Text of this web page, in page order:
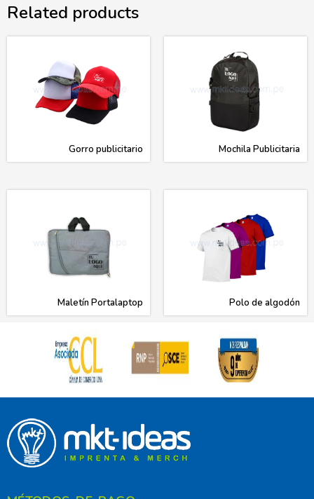
Related products
Gorro publicitario Mochila Publicitaria
Maletín Portalaptop Polo de algodón